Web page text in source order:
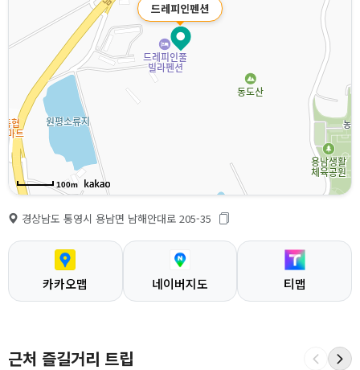
드레피인펜션
100m
경상남도 통영시 용남면 남해안대로 205-35
카카오맵 네이버지도 티맵
근처 즐길거리 트립